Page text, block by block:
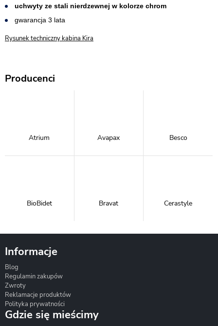
uchwyty ze stali nierdzewnej w kolorze chrom
gwarancja 3 lata
Rysunek techniczny kabina Kira
Producenci
Atrium Avapax Besco
BioBidet Bravat Cerastyle
Informacje
Blog
Regulamin zakupów
Zwroty
Reklamacje produktów
Polityka prywatności
Gdzie się mieścimy